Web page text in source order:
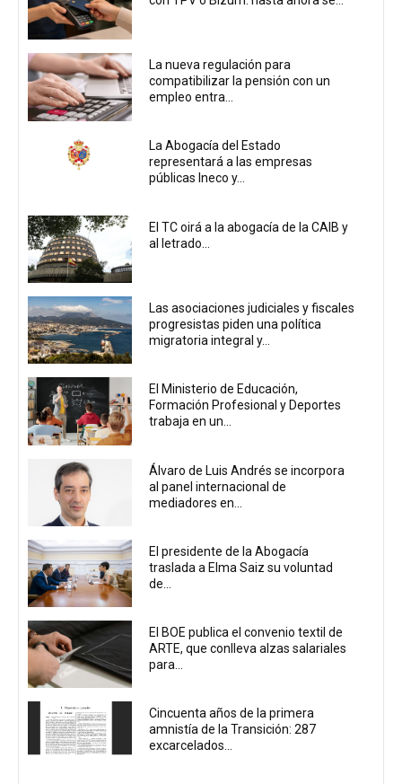
La nueva regulación para
compatibilizar la pensión con un
empleo entra...
La Abogacía del Estado
representará a las empresas
públicas Ineco y...
El TC oirá a la abogacía de la CAIB y
al letrado...
Las asociaciones judiciales y fiscales
progresistas piden una política
migratoria integral y...
El Ministerio de Educación,
Formación Profesional y Deportes
trabaja en un...
Álvaro de Luis Andrés se incorpora
al panel internacional de
mediadores en...
El presidente de la Abogacía
traslada a Elma Saiz su voluntad
de...
El BOE publica el convenio textil de
ARTE, que conlleva alzas salariales
para...
Cincuenta años de la primera
amnistía de la Transición: 287
excarcelados...